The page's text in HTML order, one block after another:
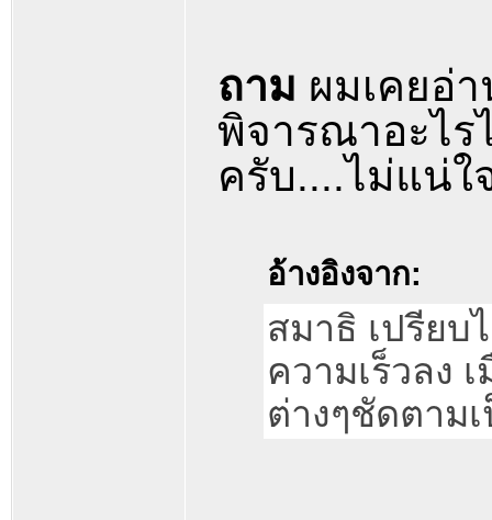
ถาม ผมเคยอ่
พิจารณาอะไร
ครับ....ไม่แน่ใ
อ้างอิงจาก:
สมาธิ เปรียบ
ความเร็วลง
ต่างๆชัดตาม